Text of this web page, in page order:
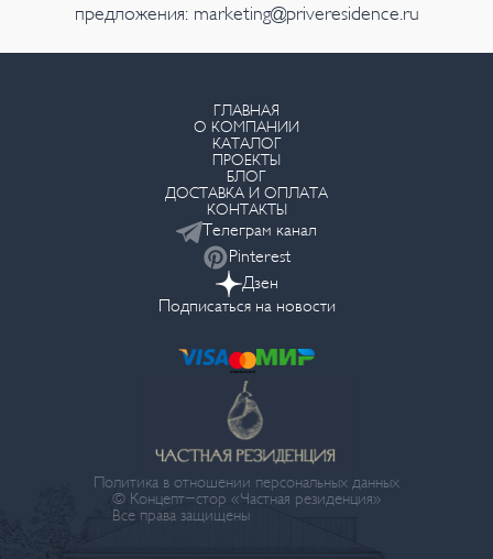
предложения: marketing@priveresidence.ru
ГЛАВНАЯ
О КОМПАНИИ
КАТАЛОГ
ПРОЕКТЫ
БЛОГ
ДОСТАВКА И ОПЛАТА
КОНТАКТЫ
Телеграм канал
Pinterest
Дзен
Подписаться на новости
Политика в отношении персональных данных
© Концепт-стор «Частная резиденция»
Все права защищены